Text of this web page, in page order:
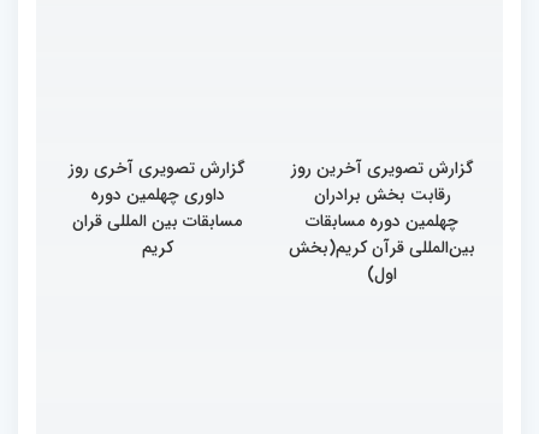
گزارش تصویری آخرین روز
رقابت بخش برادران
چهلمین دوره مسابقات
بین‌المللی قرآن کریم(بخش
اول)
گزارش تصویری آخری روز
داوری چهلمین دوره
مسابقات بین المللی قران
کریم